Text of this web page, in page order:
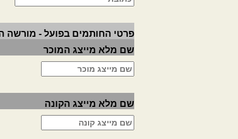
פרטי החותמים בפועל - מורשה
שם מלא מייצג המוכר
שם מלא מייצג הקונה